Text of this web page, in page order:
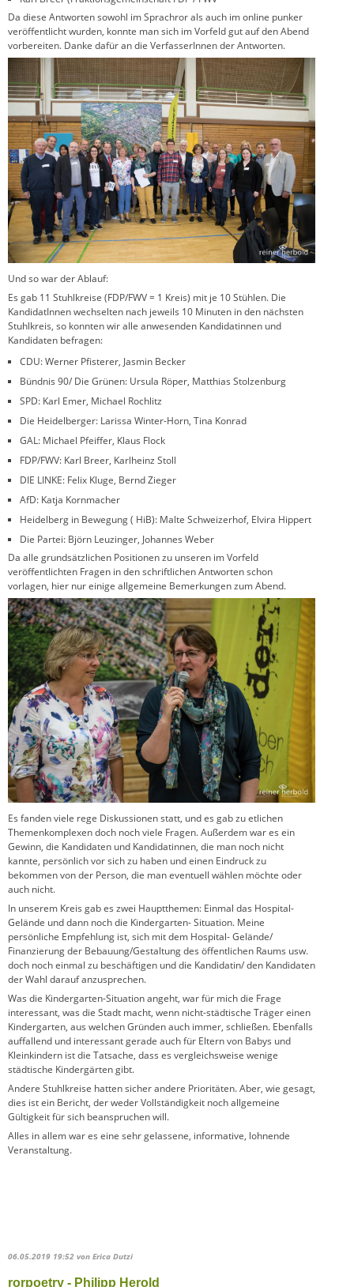
Da diese Antworten sowohl im Sprachror als auch im online punker
veröffentlicht wurden, konnte man sich im Vorfeld gut auf den Abend
vorbereiten. Danke dafür an die VerfasserInnen der Antworten.
Und so war der Ablauf:
Es gab 11 Stuhlkreise (FDP/FWV = 1 Kreis) mit je 10 Stühlen. Die
KandidatInnen wechselten nach jeweils 10 Minuten in den nächsten
Stuhlkreis, so konnten wir alle anwesenden Kandidatinnen und
Kandidaten befragen:
CDU: Werner Pfisterer, Jasmin Becker
Bündnis 90/ Die Grünen: Ursula Röper, Matthias Stolzenburg
SPD: Karl Emer, Michael Rochlitz
Die Heidelberger: Larissa Winter-Horn, Tina Konrad
GAL: Michael Pfeiffer, Klaus Flock
FDP/FWV: Karl Breer, Karlheinz Stoll
DIE LINKE: Felix Kluge, Bernd Zieger
AfD: Katja Kornmacher
Heidelberg in Bewegung ( HiB): Malte Schweizerhof, Elvira Hippert
Die Partei: Björn Leuzinger, Johannes Weber
Da alle grundsätzlichen Positionen zu unseren im Vorfeld
veröffentlichten Fragen in den schriftlichen Antworten schon
vorlagen, hier nur einige allgemeine Bemerkungen zum Abend.
Es fanden viele rege Diskussionen statt, und es gab zu etlichen
Themenkomplexen doch noch viele Fragen. Außerdem war es ein
Gewinn, die Kandidaten und Kandidatinnen, die man noch nicht
kannte, persönlich vor sich zu haben und einen Eindruck zu
bekommen von der Person, die man eventuell wählen möchte oder
auch nicht.
In unserem Kreis gab es zwei Hauptthemen: Einmal das Hospital-
Gelände und dann noch die Kindergarten- Situation. Meine
persönliche Empfehlung ist, sich mit dem Hospital- Gelände/
Finanzierung der Bebauung/Gestaltung des öffentlichen Raums usw.
doch noch einmal zu beschäftigen und die Kandidatin/ den Kandidaten
der Wahl darauf anzusprechen.
Was die Kindergarten-Situation angeht, war für mich die Frage
interessant, was die Stadt macht, wenn nicht-städtische Träger einen
Kindergarten, aus welchen Gründen auch immer, schließen. Ebenfalls
auffallend und interessant gerade auch für Eltern von Babys und
Kleinkindern ist die Tatsache, dass es vergleichsweise wenige
städtische Kindergärten gibt.
Andere Stuhlkreise hatten sicher andere Prioritäten. Aber, wie gesagt,
dies ist ein Bericht, der weder Vollständigkeit noch allgemeine
Gültigkeit für sich beanspruchen will.
Alles in allem war es eine sehr gelassene, informative, lohnende
Veranstaltung.
06.05.2019 19:52 von Erica Dutzi
rorpoetry - Philipp Herold